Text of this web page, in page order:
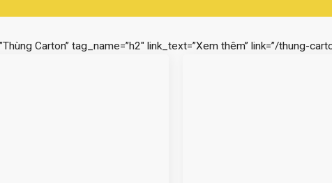
Carton” tag_name=”h2″ link_text=”Xem thêm” link=”/thung-